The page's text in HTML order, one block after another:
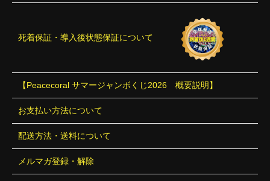
死着保証・導入後状態保証について
【Peacecoral サマージャンボくじ2026 概要説明】
お支払い方法について
配送方法・送料について
メルマガ登録・解除